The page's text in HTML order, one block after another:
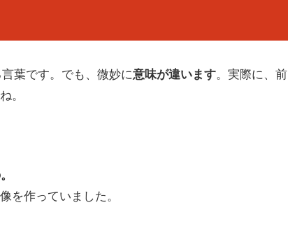
言葉です。でも、微妙に意味が違います。実際に、前
。
を作っていました。